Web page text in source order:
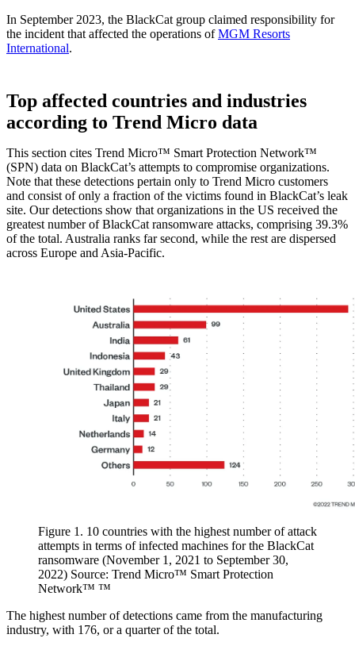
In September 2023, the BlackCat group claimed responsibility for
the incident that affected the operations ofMGM Resorts
International.
Top affected countries and industries
according to Trend Micro data
This section cites Trend Micro™ Smart Protection Network™
(SPN) data on BlackCat’s attempts to compromise organizations.
Note that these detections pertain only to Trend Micro customers
and consist of only a fraction of the victims found in BlackCat’s leak
site. Our detections show that organizations in the US received the
greatest number of BlackCat ransomware attacks, comprising 39.3%
of the total. Australia ranks far second, while the rest are dispersed
across Europe and Asia-Pacific.
Figure 1. 10 countries with the highest number of attack
attempts in terms of infected machines for the BlackCat
ransomware (November 1, 2021 to September 30,
2022) Source: Trend Micro™ Smart Protection
Network™ ™
The highest number of detections came from the manufacturing
industry, with 176, or a quarter of the total.